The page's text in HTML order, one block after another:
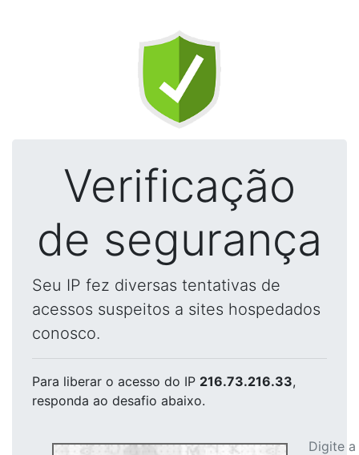
Verificação
de segurança
Seu IP fez diversas tentativas de
acessos suspeitos a sites hospedados
conosco.
Para liberar o acesso do IP 216.73.216.33,
responda ao desafio abaixo.
Digite